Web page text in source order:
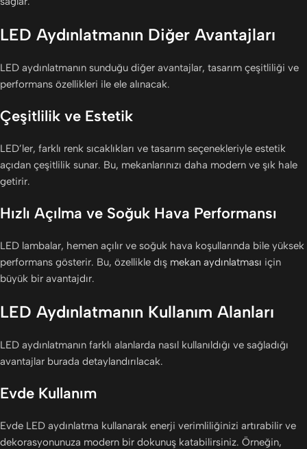
LED Aydınlatmanın Diğer Avantajları
LED aydınlatmanın sunduğu diğer avantajlar, tasarım çeşitliliği ve
performans özellikleri ile ele alınacak.
Çeşitlilik ve Estetik
LED’ler, farklı renk sıcaklıkları ve tasarım seçenekleriyle estetik
açıdan çeşitlilik sunar. Bu, mekanlarınızı daha modern ve şık hale
getirir.
Hızlı Açılma ve Soğuk Hava Performansı
LED lambalar, hemen açılır ve soğuk hava koşullarında bile yüksek
performans gösterir. Bu, özellikle dış mekan aydınlatması için
büyük bir avantajdır.
LED Aydınlatmanın Kullanım Alanları
LED aydınlatmanın farklı alanlarda nasıl kullanıldığı ve sağladığı
avantajlar burada detaylandırılacak.
Evde Kullanım
Evde LED aydınlatma kullanarak enerji verimliliğinizi artırabilir ve
dekorasyonunuza modern bir dokunuş katabilirsiniz. Örneğin,